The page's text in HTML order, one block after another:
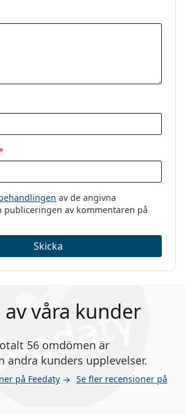
av de angivna
publiceringen av kommentaren på
Skicka
våra kunder
56 omdömen är
andra kunders upplevelser.
på Feedaty Se fler recensioner på